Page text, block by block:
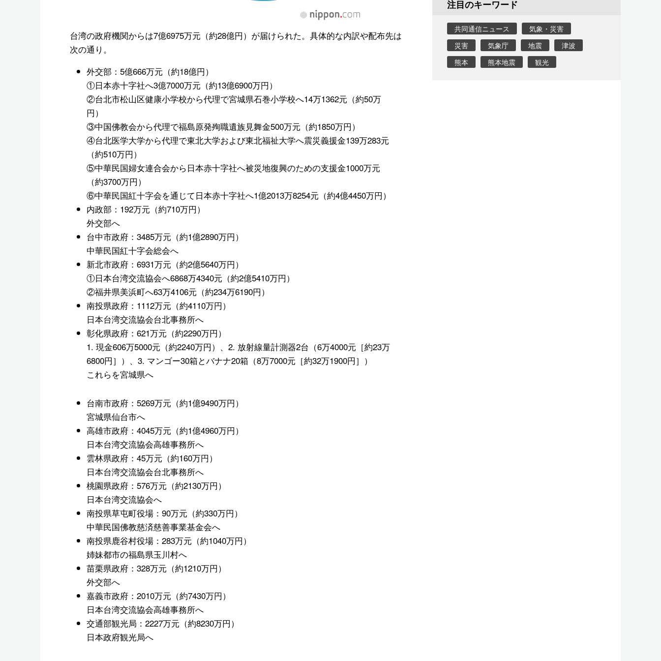
台湾の政府機関からは7億6975万元（約28億円）が届けられた。具体的な内訳や配布先は
次の通り。
外交部：5億666万元（約18億円）
①日本赤十字社へ3億7000万元（約13億6900万円）
②台北市松山区健康小学校から代理で宮城県石巻小学校へ14万1362元（約50万
円）
③中国佛教会から代理で福島原発殉職遺族見舞金500万元（約1850万円）
④台北医学大学から代理で東北大学および東北福祉大学へ震災義援金139万283元
（約510万円）
⑤中華民国婦女連合会から日本赤十字社へ被災地復興のための支援金1000万元
（約3700万円）
⑥中華民国紅十字会を通じて日本赤十字社へ1億2013万8254元（約4億4450万円）
内政部：192万元（約710万円）
外交部へ
台中市政府：3485万元（約1億2890万円）
中華民国紅十字会総会へ
新北市政府：6931万元（約2億5640万円）
①日本台湾交流協会へ6868万4340元（約2億5410万円）
②福井県美浜町へ63万4106元（約234万6190円）
南投県政府：1112万元（約4110万円）
日本台湾交流協会台北事務所へ
彰化県政府：621万元（約2290万円）
1. 現金606万5000元（約2240万円）、2. 放射線量計測器2台（6万4000元［約23万
6800円］）、3. マンゴー30箱とバナナ20箱（8万7000元［約32万1900円］）
これらを宮城県へ
台南市政府：5269万元（約1億9490万円）
宮城県仙台市へ
高雄市政府：4045万元（約1億4960万円）
日本台湾交流協会高雄事務所へ
雲林県政府：45万元（約160万円）
日本台湾交流協会台北事務所へ
桃園県政府：576万元（約2130万円）
日本台湾交流協会へ
南投県草屯町役場：90万元（約330万円）
中華民国佛教慈済慈善事業基金会へ
南投県鹿谷村役場：283万元（約1040万円）
姉妹都市の福島県玉川村へ
苗栗県政府：328万元（約1210万円）
外交部へ
嘉義市政府：2010万元（約7430万円）
日本台湾交流協会高雄事務所へ
交通部観光局：2227万元（約8230万円）
日本政府観光局へ
注目のキーワード
共同通信ニュース
気象・災害
災害
気象庁 地震
津波
熊本
熊本地震 観光